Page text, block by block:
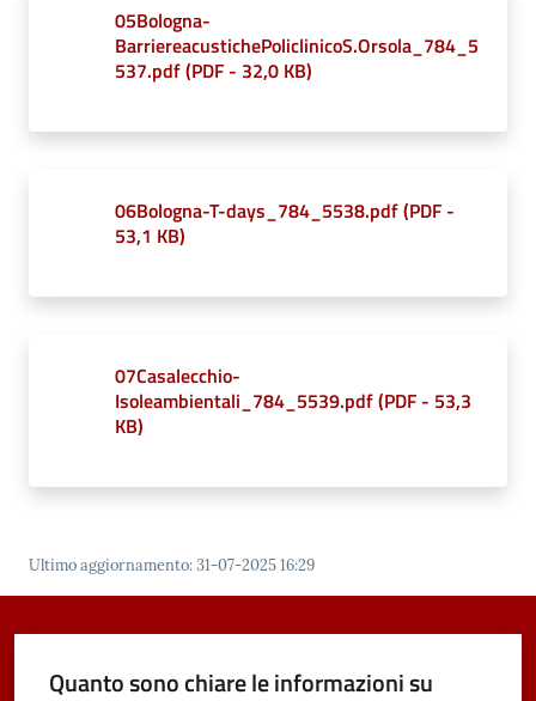
05Bologna-
BarriereacustichePoliclinicoS.Orsola_784_5
537.pdf(PDF - 32,0 KB)
06Bologna-T-days_784_5538.pdf(PDF -
53,1 KB)
07Casalecchio-
Isoleambientali_784_5539.pdf(PDF - 53,3
KB)
Ultimo aggiornamento:31-07-2025 16:29
Quanto sono chiare le informazioni su